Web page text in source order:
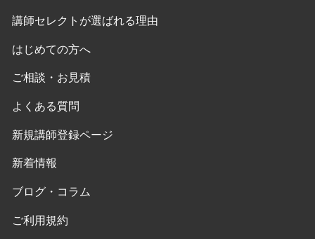
講師セレクトが選ばれる理由
はじめての方へ
ご相談・お見積
よくある質問
新規講師登録ページ
新着情報
ブログ・コラム
ご利用規約